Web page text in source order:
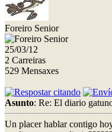
Foreiro Senior
25/03/12
2 Carreiras
529 Mensaxes
Asunto: Re: El diario
Un placer hablar contigo